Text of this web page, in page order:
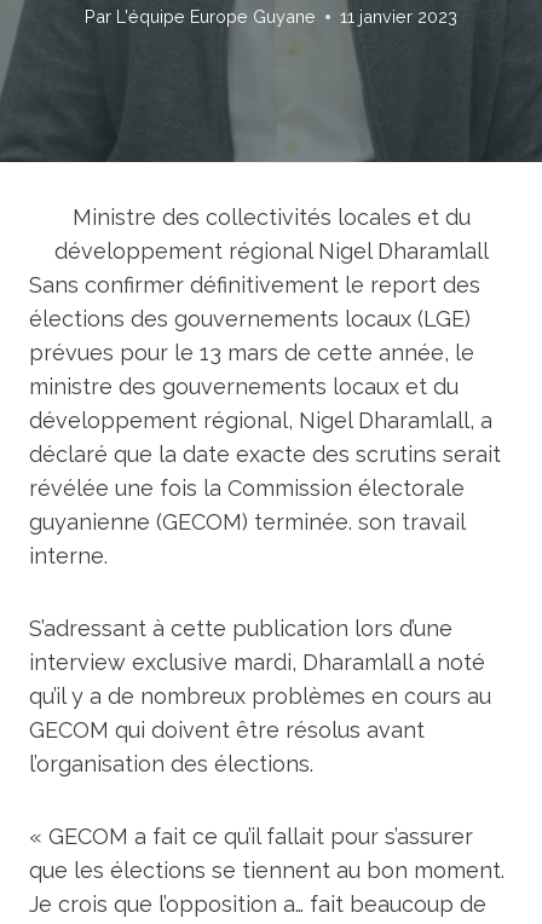
Par L'équipe Europe Guyane 11 janvier 2023
Ministre des collectivités locales et du
développement régional Nigel Dharamlall
Sans confirmer définitivement le report des
élections des gouvernements locaux (LGE)
prévues pour le 13 mars de cette année, le
ministre des gouvernements locaux et du
développement régional, Nigel Dharamlall, a
déclaré que la date exacte des scrutins serait
révélée une fois la Commission électorale
guyanienne (GECOM) terminée. son travail
interne.
S’adressant à cette publication lors d’une
interview exclusive mardi, Dharamlall a noté
qu’il y a de nombreux problèmes en cours au
GECOM qui doivent être résolus avant
l’organisation des élections.
« GECOM a fait ce qu’il fallait pour s’assurer
que les élections se tiennent au bon moment.
Je crois que l’opposition a… fait beaucoup de